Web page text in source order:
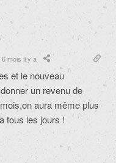
6 mois il y a
et le nouveau
un revenu de
aura même plus
tous les jours !